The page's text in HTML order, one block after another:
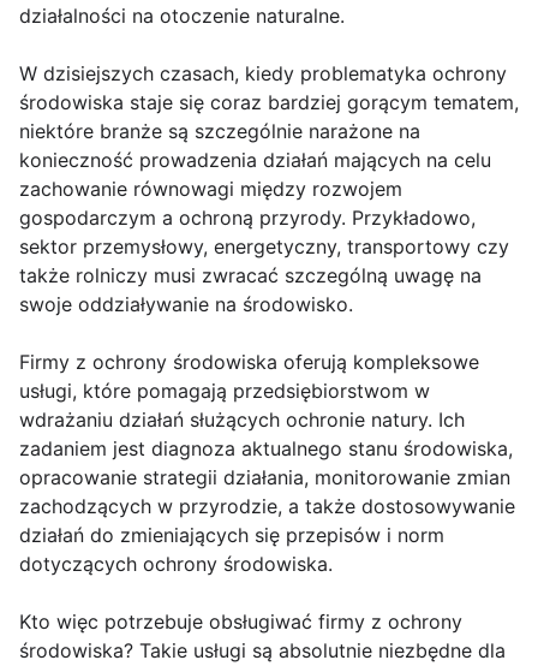
działalności na otoczenie naturalne.
W dzisiejszych czasach, kiedy problematyka ochrony
środowiska staje się coraz bardziej gorącym tematem,
niektóre branże są szczególnie narażone na
konieczność prowadzenia działań mających na celu
zachowanie równowagi między rozwojem
gospodarczym a ochroną przyrody. Przykładowo,
sektor przemysłowy, energetyczny, transportowy czy
także rolniczy musi zwracać szczególną uwagę na
swoje oddziaływanie na środowisko.
Firmy z ochrony środowiska oferują kompleksowe
usługi, które pomagają przedsiębiorstwom w
wdrażaniu działań służących ochronie natury. Ich
zadaniem jest diagnoza aktualnego stanu środowiska,
opracowanie strategii działania, monitorowanie zmian
zachodzących w przyrodzie, a także dostosowywanie
działań do zmieniających się przepisów i norm
dotyczących ochrony środowiska.
Kto więc potrzebuje obsługiwać firmy z ochrony
środowiska? Takie usługi są absolutnie niezbędne dla